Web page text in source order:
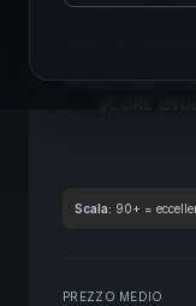
Barolo
Piemonte 2011
Scala: 90+ =
PREZZO MEDIO